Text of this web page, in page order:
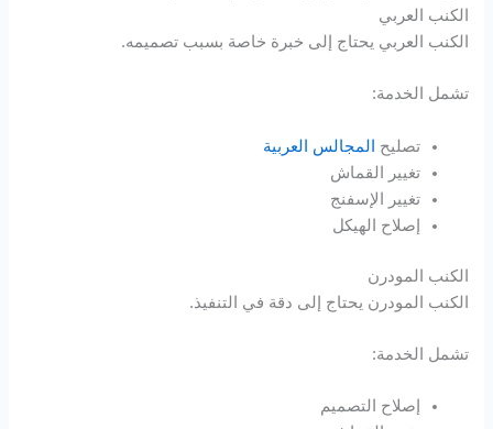
Hacklink panel
Hacklink panel
Hacklink panel
Hacklink panel
Hacklink panel
Hacklink panel
Hacklink panel
الكنب العربي
الكنب العربي يحتاج إلى خبرة خاصة بسبب تصميمه.
تشمل الخدمة:
تصليح المجالس العربية
تغيير القماش
تغيير الإسفنج
إصلاح الهيكل
الكنب المودرن
الكنب المودرن يحتاج إلى دقة في التنفيذ.
تشمل الخدمة:
إصلاح التصميم